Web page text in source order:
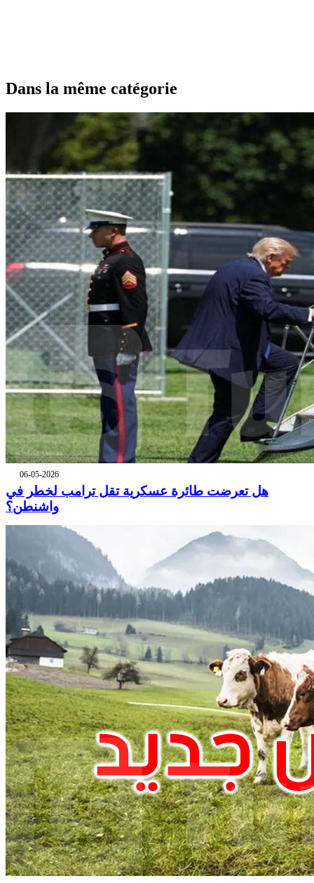
Dans la même catégorie
06-05-2026
هل تعرضت طائرة عسكرية تقل ترامب لخطر في
واشنطن؟